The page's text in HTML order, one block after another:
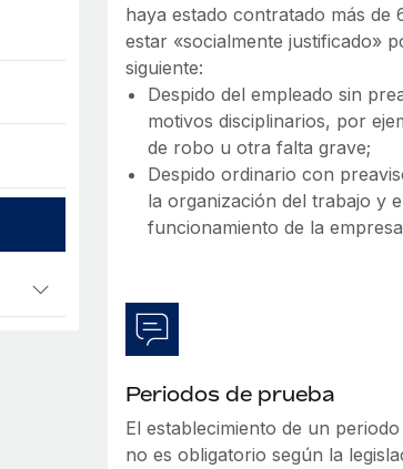
haya estado contratado más de
estar «socialmente justificado»
siguiente:
Despido del empleado sin
motivos disciplinarios, por
de robo u otra falta grave;
Despido ordinario con
la organización del trabajo y
funcionamiento de la
Periodos de prueba
El establecimiento de un
no es obligatorio según la